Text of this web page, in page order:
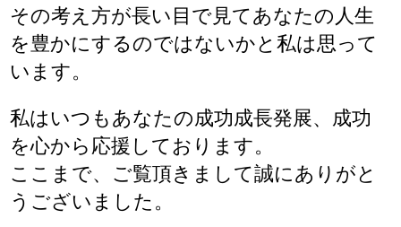
その考え方が長い目で見てあなたの人生
を豊かにするのではないかと私は思って
います。
私はいつもあなたの成功成長発展、成功
を心から応援しております。
ここまで、ご覧頂きまして誠にありがと
うございました。